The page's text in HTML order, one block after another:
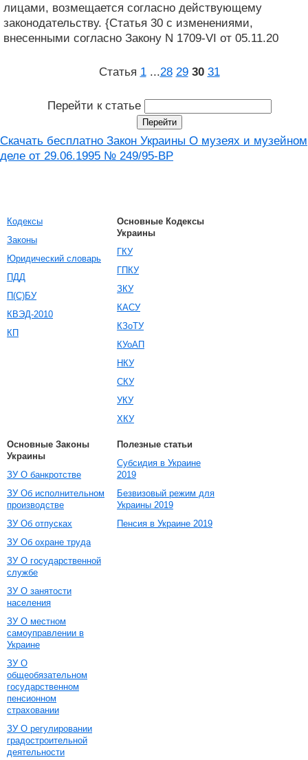
лицами, возмещается согласно действующему
законодательству. {Статья 30 с изменениями,
внесенными согласно Закону N 1709-VI от 05.11.20
Статья 1 ...28 29 30 31
Перейти к статье
Скачать бесплатно Закон Украины О музеях и музейном
деле от 29.06.1995 № 249/95-ВР
Кодексы
Законы
Юридический словарь
ПДД
П(С)БУ
КВЭД-2010
КП
Основные Кодексы
Украины
ГКУ
ГПКУ
ЗКУ
КАСУ
КЗоТУ
КУоАП
НКУ
СКУ
УКУ
ХКУ
Основные Законы
Украины
ЗУ О банкротстве
ЗУ Об исполнительном
производстве
ЗУ Об отпусках
ЗУ Об охране труда
ЗУ О государственной
службе
ЗУ О занятости
населения
ЗУ О местном
самоуправлении в
Украине
ЗУ О
общеобязательном
государственном
пенсионном
страховании
ЗУ О регулировании
градостроительной
деятельности
Полезные статьи
Субсидия в Украине
2019
Безвизовый режим для
Украины 2019
Пенсия в Украине 2019